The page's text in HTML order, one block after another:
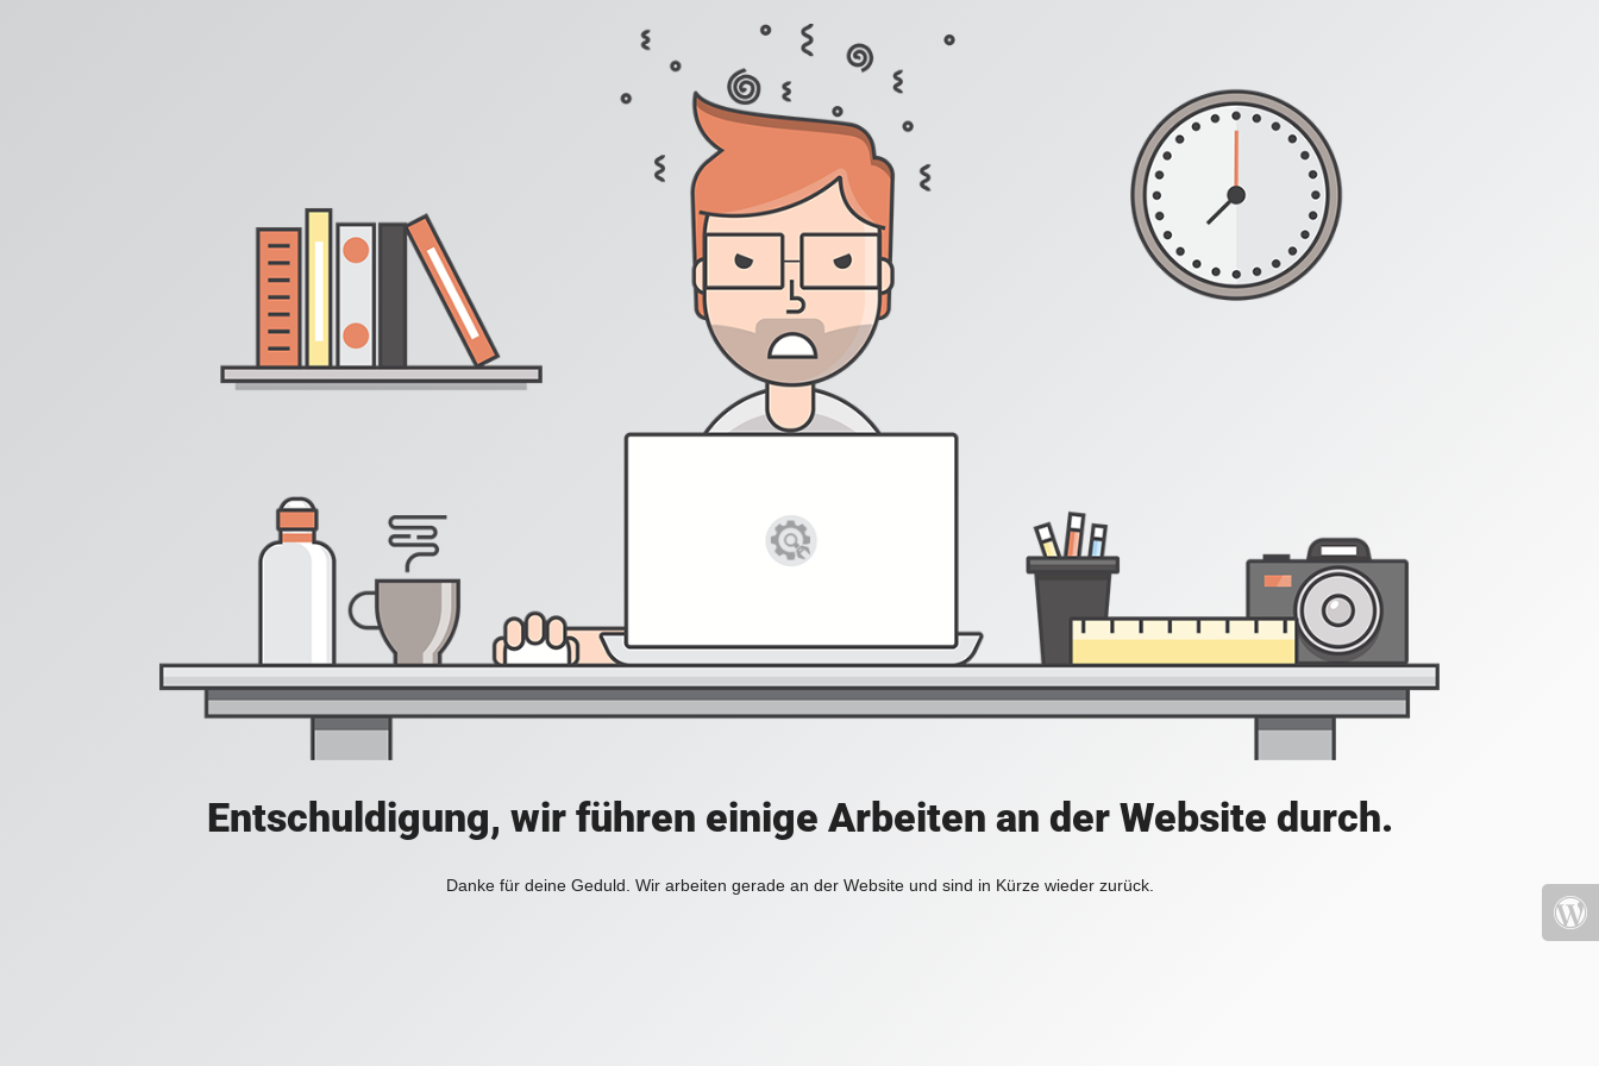
Entschuldigung, wir führen einige Arbeiten an der Website durch.
Danke für deine Geduld. Wir arbeiten gerade an der Website und sind in Kürze wieder zurück.